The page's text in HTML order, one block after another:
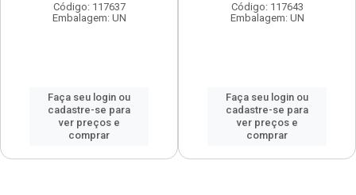
Código: 117637
Embalagem: UN
Faça seu login ou
cadastre-se para
ver preços e
comprar
Código: 117643
Embalagem: UN
Faça seu login ou
cadastre-se para
ver preços e
comprar